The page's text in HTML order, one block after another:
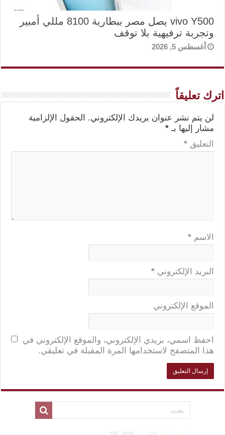
vivo Y500 يصل مصر ببطارية 8100 مللي أمبير
وتجربة ترفيهية بلا توقف
أغسطس 5, 2026
اترك تعليقاً
لن يتم نشر عنوان بريدك الإلكتروني.
الحقول الإلزامية
مشار إليها بـ *
التعليق *
الاسم *
البريد الإلكتروني *
الموقع الإلكتروني
احفظ اسمي، بريدي الإلكتروني، والموقع الإلكتروني في
هذا المتصفح لاستخدامها المرة المقبلة في تعليقي.